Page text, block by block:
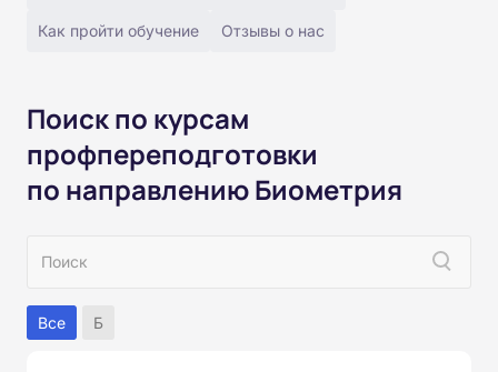
Как пройти обучение Отзывы о нас
Поиск по курсам
профпереподготовки
по направлению Биометрия
Все Б